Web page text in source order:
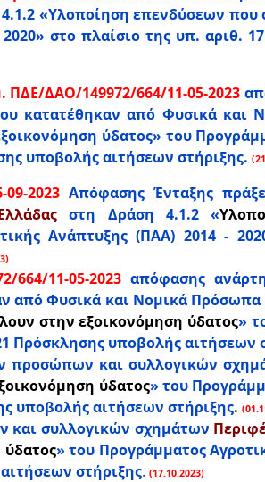
«Υλοποίηση επενδύσεων που
στο πλαίσιο της υπ. αριθ.
ΔΑΟ/149972/664/11-05-2023
κατατέθηκαν από Φυσικά
ύδατος» του
υποβολής αιτήσεων στήριξης.
2023 Απόφασης Ένταξης
στη Δράση 4.1.2 «
Ανάπτυξης (ΠΑΑ) 2014 -
11-05-2023 απόφασης
από Φυσικά και Νομικά Πρόσωπα
στην εξοικονόμηση ύδατος»
Πρόσκλησης υποβολής αιτήσεων
προσώπων και συλλογικών
ύδατος» του
υποβολής αιτήσεων στήριξης.
συλλογικών σχημάτων
» του Προγράμματος
στήριξης. (17.10.2023)